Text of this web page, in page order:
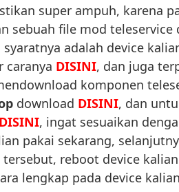
super ampuh, karena
sebuah file mod teleservice
adalah device
caranya DISINI, dan juga
komponen
download DISINI, dan
DISINI, ingat sesuaikan
pakai sekarang,
reboot device
lengkap pada device